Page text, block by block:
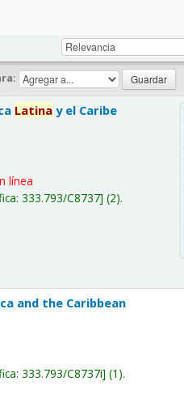
Latina y el Caribe
línea
333.793/C8737 (2).
and the Caribbean
333.793/C8737i (1).